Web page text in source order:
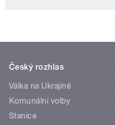
Český rozhlas
Válka na Ukrajině
Komunální volby
Stanice